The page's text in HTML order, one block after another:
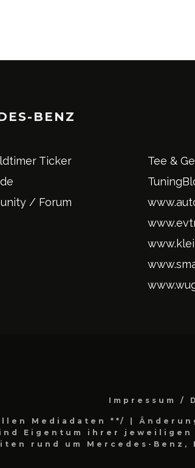
BENZ
Ticker
/ Forum
Tee &
Impressum /
Mediadaten **/
|
Eigentum ihrer jeweiligen
rund um Mercedes-Benz,